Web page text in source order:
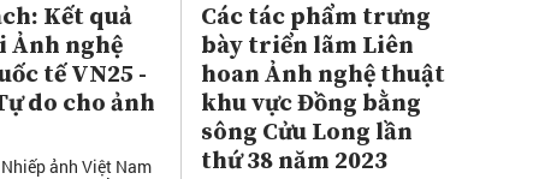
Kết quả
Ảnh nghệ
tế VN25 -
do cho ảnh
ảnh Việt Nam
Các tác phẩm trưng
bày triển lãm Liên
hoan Ảnh nghệ thuật
khu vực Đồng bằng
sông Cửu Long lần
thứ 38 năm 2023